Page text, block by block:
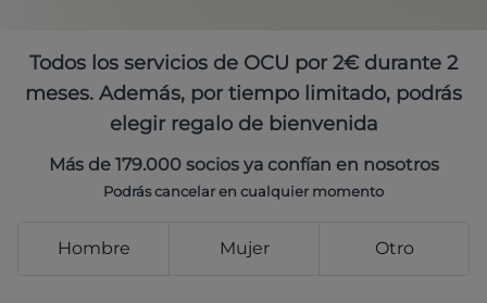
Todos los servicios de OCU por 2€ durante 2
meses. Además, por tiempo limitado, podrás
elegir regalo de bienvenida
Más de 179.000 socios ya confían en nosotros
Podrás cancelar en cualquier momento
Hombre Mujer Otro